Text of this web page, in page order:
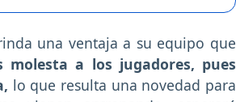
una ventaja a su equipo que
molesta a los jugadores, pues
lo que resulta una novedad para